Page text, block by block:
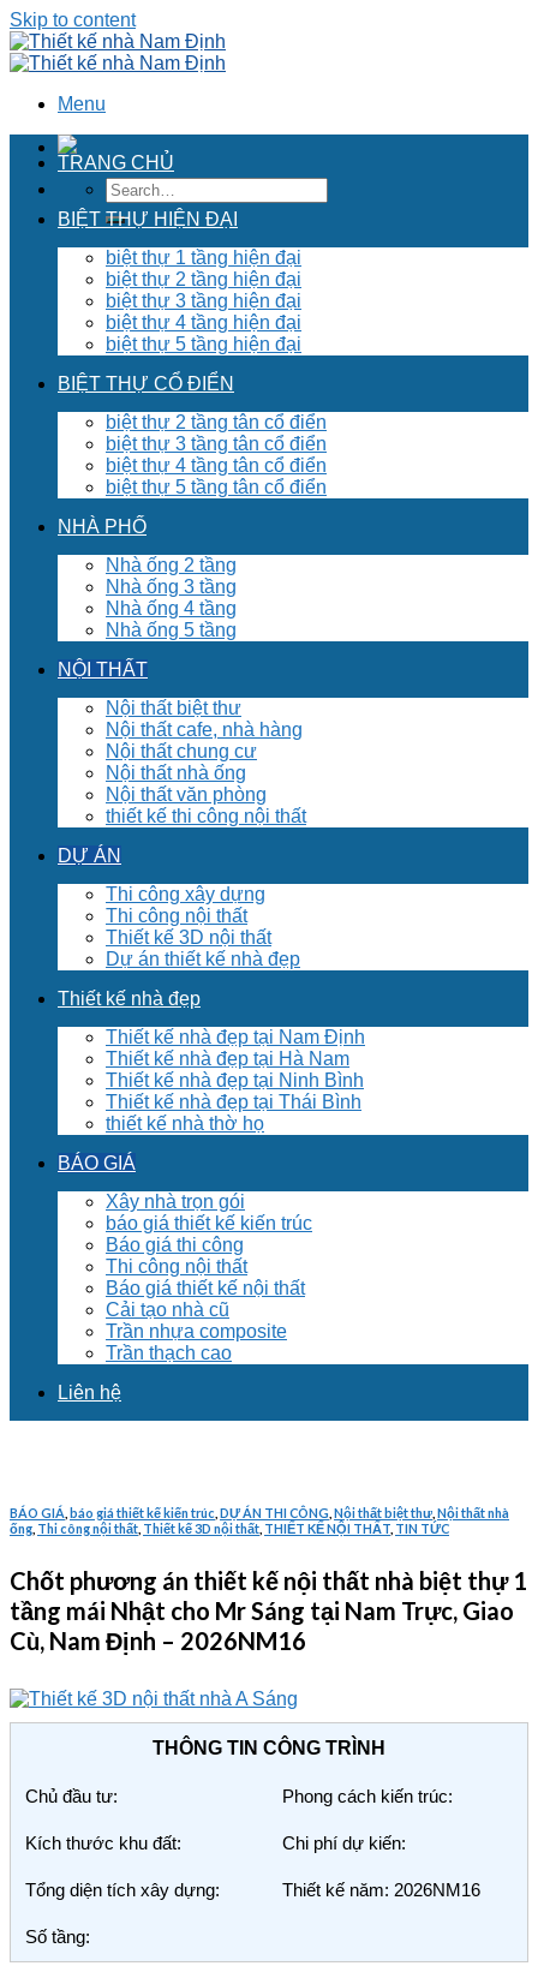
Skip to content
Menu
TRANG CHỦ
BIỆT THỰ HIỆN ĐẠI
biệt thự 1 tầng hiện đại
biệt thự 2 tầng hiện đại
biệt thự 3 tầng hiện đại
biệt thự 4 tầng hiện đại
biệt thự 5 tầng hiện đại
BIỆT THỰ CỔ ĐIỂN
biệt thự 2 tầng tân cổ điển
biệt thự 3 tầng tân cổ điển
biệt thự 4 tầng tân cổ điển
biệt thự 5 tầng tân cổ điển
NHÀ PHỐ
Nhà ống 2 tầng
Nhà ống 3 tầng
Nhà ống 4 tầng
Nhà ống 5 tầng
NỘI THẤT
Nội thất biệt thư
Nội thất cafe, nhà hàng
Nội thất chung cư
Nội thất nhà ống
Nội thất văn phòng
thiết kế thi công nội thất
DỰ ÁN
Thi công xây dựng
Thi công nội thất
Thiết kế 3D nội thất
Dự án thiết kế nhà đẹp
Thiết kế nhà đẹp
Thiết kế nhà đẹp tại Nam Định
Thiết kế nhà đẹp tại Hà Nam
Thiết kế nhà đẹp tại Ninh Bình
Thiết kế nhà đẹp tại Thái Bình
thiết kế nhà thờ họ
BÁO GIÁ
Xây nhà trọn gói
báo giá thiết kế kiến trúc
Báo giá thi công
Thi công nội thất
Báo giá thiết kế nội thất
Cải tạo nhà cũ
Trần nhựa composite
Trần thạch cao
Liên hệ
BÁO GIÁ báo giá thiết kế kiến trúc DỰ ÁN THI CÔNG Nội thất biệt thư Nội thất nhà
ống Thi công nội thất Thiết kế 3D nội thất THIẾT KẾ NỘI THẤT TIN TỨC
Chốt phương án thiết kế nội thất nhà biệt thự 1
tầng mái Nhật cho Mr Sáng tại Nam Trực, Giao
Cù, Nam Định – 2026NM16
THÔNG TIN CÔNG TRÌNH
Chủ đầu tư: Phong cách kiến trúc:
Kích thước khu đất: Chi phí dự kiến:
Tổng diện tích xây dựng: Thiết kế năm: 2026NM16
Số tầng: